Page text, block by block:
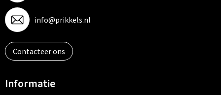
info@prikkels.nl
Contacteer ons
Informatie